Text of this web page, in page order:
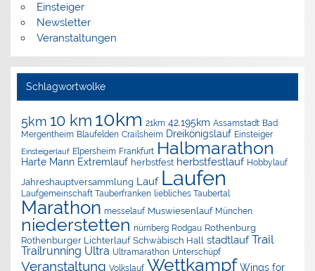
Einsteiger
Newsletter
Veranstaltungen
Schlagwortwolke
5km 10 km 10km 21km 42.195km Assamstadt Bad
Mergentheim Blaufelden Crailsheim Dreikönigslauf Einsteiger
Einsteigerlauf Elpersheim Frankfurt Halbmarathon
Harte Mann Extremlauf herbstfest herbstfestlauf Hobbylauf
Jahreshauptversammlung Lauf Laufen
Laufgemeinschaft Tauberfranken liebliches Taubertal
Marathon messelauf Muswiesenlauf München
niederstetten nürnberg Rodgau Rothenburg
Rothenburger Lichterlauf Schwäbisch Hall stadtlauf Trail
Trailrunning Ultra Ultramarathon Unterschüpf
Veranstaltung Volkslauf Wettkampf Wings for